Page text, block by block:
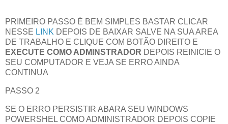
PRIMEIRO PASSO É BEM SIMPLES BASTAR CLICAR
NESSE LINK DEPOIS DE BAIXAR SALVE NA SUA AREA
DE TRABALHO E CLIQUE COM BOTÃO DIREITO E
EXECUTE COMO ADMINSTRADOR DEPOIS REINICIE O
SEU COMPUTADOR E VEJA SE ERRO AINDA
CONTINUA
PASSO 2
SE O ERRO PERSISTIR ABARA SEU WINDOWS
POWERSHEL COMO ADMINISTRADOR DEPOIS COPIE